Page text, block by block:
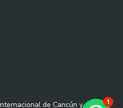
de Cancún y a 5 1